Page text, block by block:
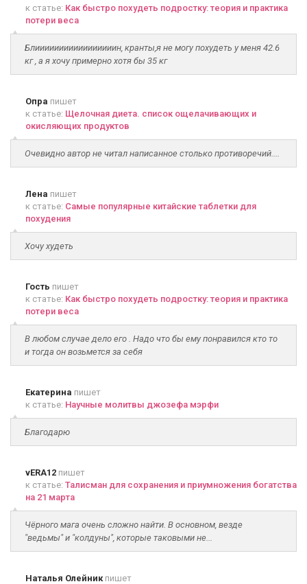
к статье: Как быстро похудеть подростку: теория и практика
потери веса
Блииииииииииииииииин, кранты,я не могу похудеть у меня 42.6
кг , а я хочу примерно хотя бы 35 кг
Опра пишет
к статье: Щелочная диета. список ощелачивающих и
окисляющих продуктов
Очевидно автор не читал написанное столько противоречий....
Лена пишет
к статье: Самые популярные китайские таблетки для
похудения
Хочу худеть
Гость пишет
к статье: Как быстро похудеть подростку: теория и практика
потери веса
В любом случае дело его . Надо что бы ему понравился кто то
и тогда он возьмется за себя
Екатерина пишет
к статье: Научные молитвы джозефа мэрфи
Благодарю
vERA12 пишет
к статье: Талисман для сохранения и приумножения богатства
на 21 марта
Чёрного мага очень сложно найти. В основном, везде
"ведьмы" и "колдуны", которые таковыми не...
Наталья Олейникпишет